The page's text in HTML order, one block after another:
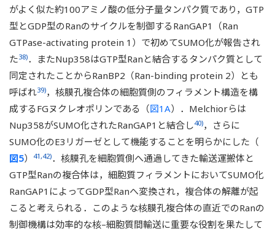
がよく似た約100アミノ酸の低分子量タンパク質であり，GTP
型とGDP型のRanのサイクルを制御するRanGAP1（Ran
GTPase-activating protein 1）で初めてSUMO化が報告され
た38)．またNup358はGTP型Ranと結合するタンパク質として
同定されたことからRanBP2（Ran-binding protein 2）とも
呼ばれ39)，核膜孔複合体の細胞質側のフィラメント構造を構
成するFGヌクレオポリンである（図1A）．Melchiorらは
Nup358がSUMO化されたRanGAP1と結合し40)，さらに
SUMO化のE3リガーゼとして機能することを明らかにした（
図5） 41,42)．核膜孔を細胞質側へ通過してきた輸送運搬体と
GTP型Ranの複合体は，細胞質フィラメントにおいてSUMO化
RanGAP1によってGDP型Ranへ変換され，複合体の解離が起
こると考えられる．このような核膜孔複合体の直近でのRanの
制御機構は効率的な核–細胞質間輸送に重要な役割を果たして